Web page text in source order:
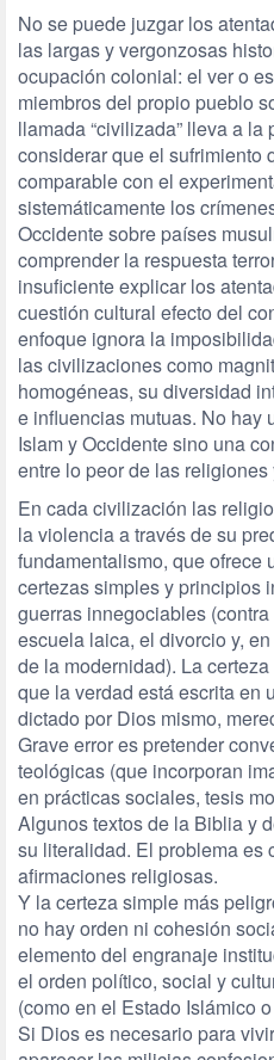
No se puede juzgar los
las largas y vergonzosas
ocupación colonial: el ver o
miembros del propio pueblo
llamada “civilizada” lleva a
considerar que el sufrimiento
comparable con el
sistemáticamente los
Occidente sobre países
comprender la respuesta
insuficiente explicar los
cuestión cultural efecto del
enfoque ignora la
las civilizaciones como
homogéneas, su diversidad
e influencias mutuas. No hay
Islam y Occidente sino una
entre lo peor de las
En cada civilización las
la violencia a través de su
fundamentalismo, que ofrece
certezas simples y principios
guerras innegociables
escuela laica, el divorcio y,
de la modernidad). La
que la verdad está escrita en
dictado por Dios mismo,
Grave error es pretender
teológicas (que incorporan
en prácticas sociales, tesis
Algunos textos de la Biblia y
su literalidad. El problema es
afirmaciones religiosas.
Y la certeza simple más
no hay orden ni cohesión
elemento del engranaje
el orden político, social y
(como en el Estado Islámico
Si Dios es necesario para